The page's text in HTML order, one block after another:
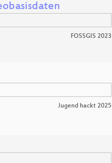
FOSSGIS 2023
Jugend hackt 2025